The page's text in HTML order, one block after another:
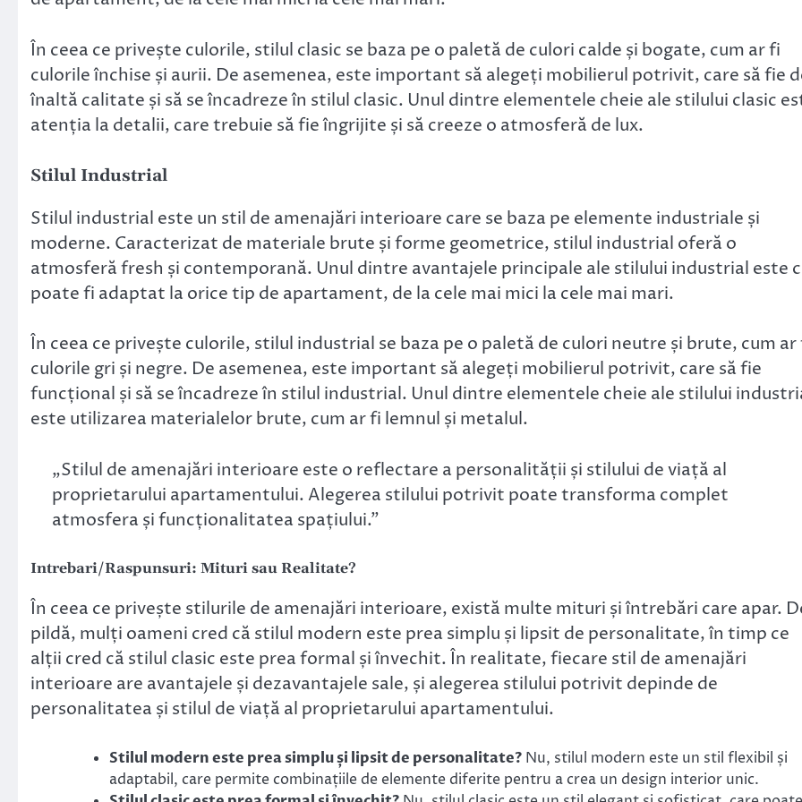
În ceea ce privește culorile, stilul clasic se baza pe o paletă de culori calde și bogate, cum ar fi
culorile închise și aurii. De asemenea, este important să alegeți mobilierul potrivit, care să fie
înaltă calitate și să se încadreze în stilul clasic. Unul dintre elementele cheie ale stilului clasic
atenția la detalii, care trebuie să fie îngrijite și să creeze o atmosferă de lux.
Stilul Industrial
Stilul industrial este un stil de amenajări interioare care se baza pe elemente industriale și
moderne. Caracterizat de materiale brute și forme geometrice, stilul industrial oferă o
atmosferă fresh și contemporană. Unul dintre avantajele principale ale stilului industrial este
poate fi adaptat la orice tip de apartament, de la cele mai mici la cele mai mari.
În ceea ce privește culorile, stilul industrial se baza pe o paletă de culori neutre și brute, cum ar
culorile gri și negre. De asemenea, este important să alegeți mobilierul potrivit, care să fie
funcțional și să se încadreze în stilul industrial. Unul dintre elementele cheie ale stilului
este utilizarea materialelor brute, cum ar fi lemnul și metalul.
„Stilul de amenajări interioare este o reflectare a personalității și stilului de viață al
proprietarului apartamentului. Alegerea stilului potrivit poate transforma complet
atmosfera și funcționalitatea spațiului.”
Intrebari/Raspunsuri: Mituri sau Realitate?
În ceea ce privește stilurile de amenajări interioare, există multe mituri și întrebări care apar.
pildă, mulți oameni cred că stilul modern este prea simplu și lipsit de personalitate, în timp ce
alții cred că stilul clasic este prea formal și învechit. În realitate, fiecare stil de amenajări
interioare are avantajele și dezavantajele sale, și alegerea stilului potrivit depinde de
personalitatea și stilul de viață al proprietarului apartamentului.
Stilul modern este prea simplu și lipsit de personalitate? Nu, stilul modern este un stil flexibil și
adaptabil, care permite combinațiile de elemente diferite pentru a crea un design interior unic.